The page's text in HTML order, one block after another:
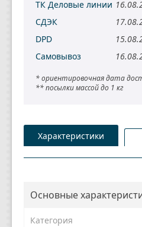
ТК Деловые линии
СДЭК
DPD
Самовывоз
* ориентировочная дата
** посылки массой до 1 кг
Характеристики
Основные
Категория